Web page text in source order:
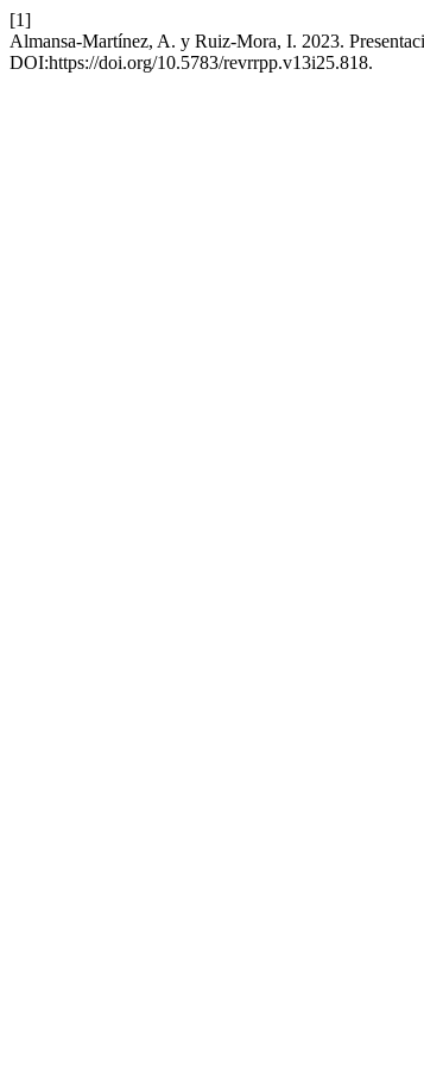
[1]
Almansa-Martínez, A. y Ruiz-Mora, I. 2023.
DOI:https://doi.org/10.5783/revrrpp.v13i25.818.